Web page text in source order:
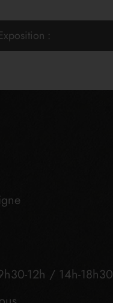
:
12h / 14h-18h30